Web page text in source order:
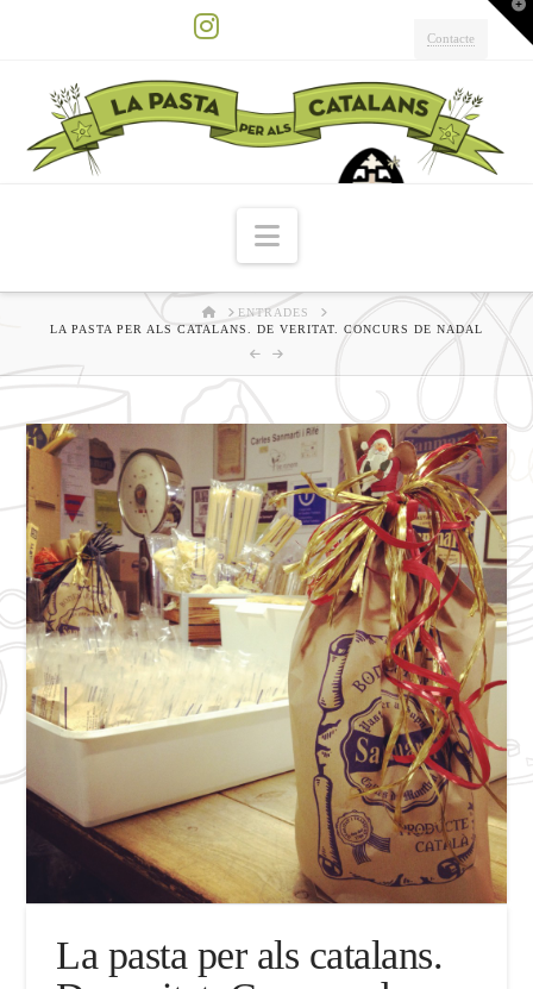
Contacte
Navigation
HOMEENTRADES
LA PASTA PER ALS CATALANS. DE VERITAT. CONCURS DE NADAL
La pasta per als catalans.